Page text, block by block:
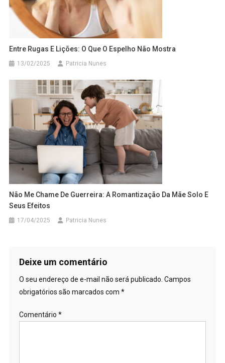
Entre Rugas E Lições: O Que O Espelho Não Mostra
13/02/2025 Patricia Nunes
Não Me Chame De Guerreira: A Romantização Da Mãe Solo E
Seus Efeitos
17/04/2025 Patricia Nunes
Deixe um comentário
O seu endereço de e-mail não será publicado. Campos
obrigatórios são marcados com *
Comentário *